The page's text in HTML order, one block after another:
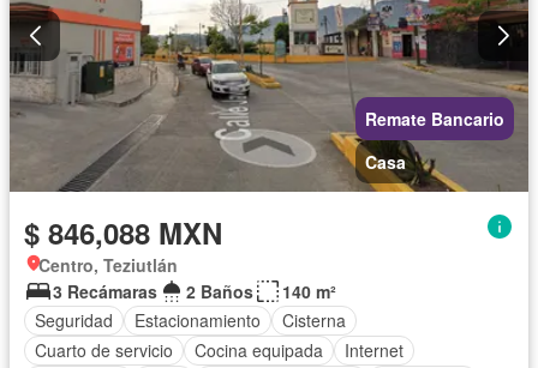
Remate Bancario
Casa
$ 846,088 MXN
Centro, Teziutlán
3 Recámaras
2 Baños
140 m²
Seguridad
Estacionamiento
Cisterna
Cuarto de servicio
Cocina equipada
Internet